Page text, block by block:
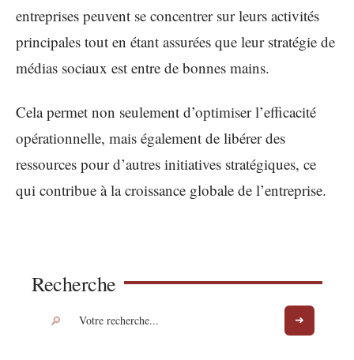
entreprises peuvent se concentrer sur leurs activités
principales tout en étant assurées que leur stratégie de
médias sociaux est entre de bonnes mains.
Cela permet non seulement d’optimiser l’efficacité
opérationnelle, mais également de libérer des
ressources pour d’autres initiatives stratégiques, ce
qui contribue à la croissance globale de l’entreprise.
Recherche